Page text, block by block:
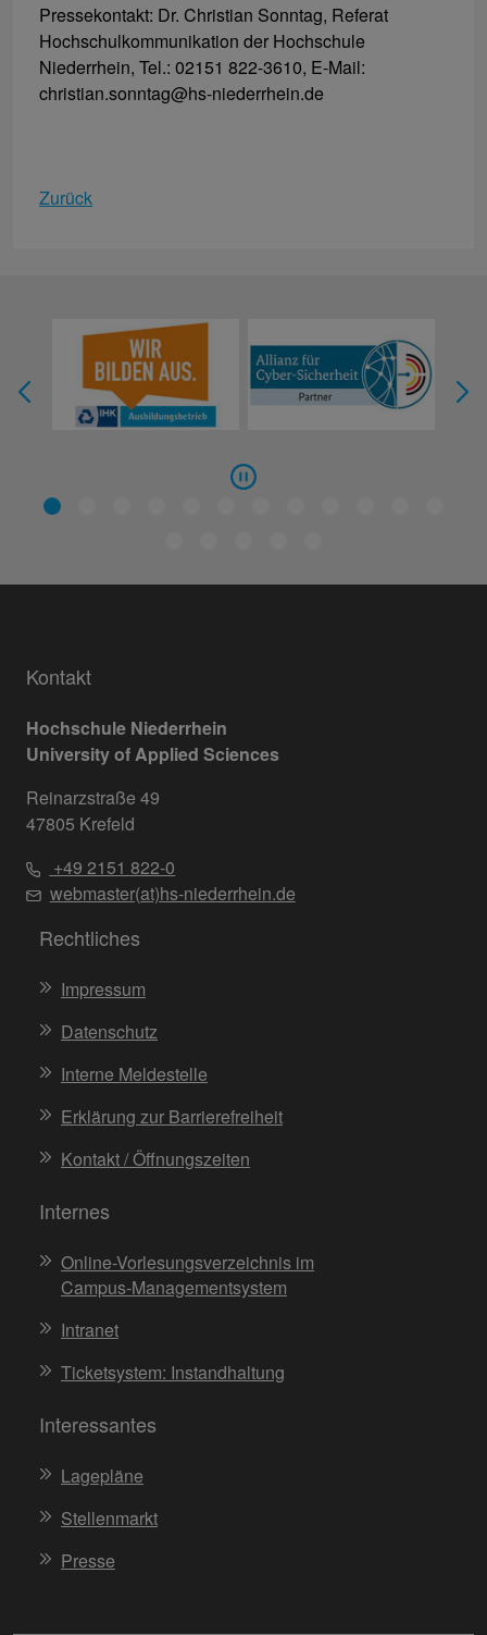
Pressekontakt: Dr. Christian Sonntag, Referat
Hochschulkommunikation der Hochschule
Niederrhein, Tel.: 02151 822-3610, E-Mail:
christian.sonntag@hs-niederrhein.de
Zurück
Kontakt
Hochschule Niederrhein
University of Applied Sciences
Reinarzstraße 49
47805 Krefeld
+49 2151 822-0
webmaster(at)hs-niederrhein.de
Rechtliches
Impressum
Datenschutz
Interne Meldestelle
Erklärung zur Barrierefreiheit
Kontakt / Öffnungszeiten
Internes
Online-Vorlesungsverzeichnis im
Campus-Managementsystem
Intranet
Ticketsystem: Instandhaltung
Interessantes
Lagepläne
Stellenmarkt
Presse